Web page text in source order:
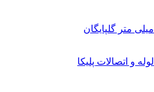
لوله و اتصالات پلیکا